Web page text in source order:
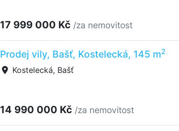
17 999 000 Kč /za nemovitost
Prodej vily, Bašť, Kostelecká, 145 m2
Kostelecká, Bašť
14 990 000 Kč /za nemovitost